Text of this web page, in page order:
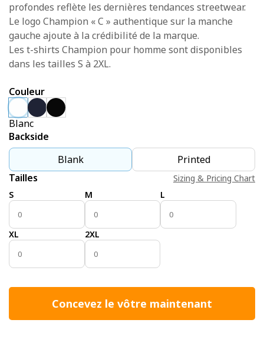
profondes reflète les dernières tendances streetwear.
Le logo Champion « C » authentique sur la manche
gauche ajoute à la crédibilité de la marque.
Les t-shirts Champion pour homme sont disponibles
dans les tailles S à 2XL.
Couleur
Blanc
Backside
Blank
Printed
Tailles
Sizing & Pricing Chart
S
M L
XL 2XL
Concevez le vôtre maintenant